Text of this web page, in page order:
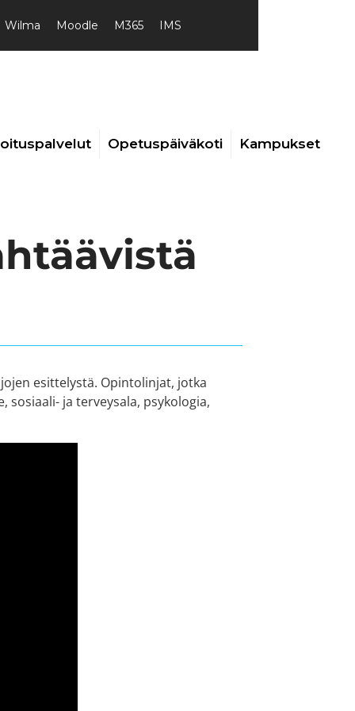
Wilma Moodle M365 IMS
Opetuspäiväkoti
Kampukset
esittelystä. Opintolinjat, jotka
sosiaali- ja terveysala, psykologia,